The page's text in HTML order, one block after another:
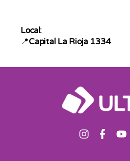
Local:
📍Capital La Rioja 1334